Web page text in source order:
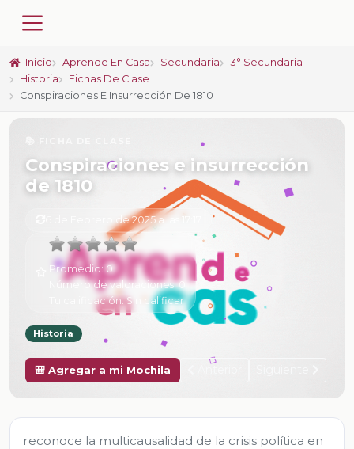
Inicio Aprende En Casa Secundaria
3° Secundaria
Historia
Fichas De Clase
Conspiraciones E Insurrección De 1810
Conspiraciones e insurrección
de 1810
6 de Febrero de 2025 a las 17:17
Promedio: 0
Número de valoraciones:0
Tu calificación:Sin calificar
Historia
🎒 Agregar a mi Mochila
reconoce la multicausalidad de la crisis política en